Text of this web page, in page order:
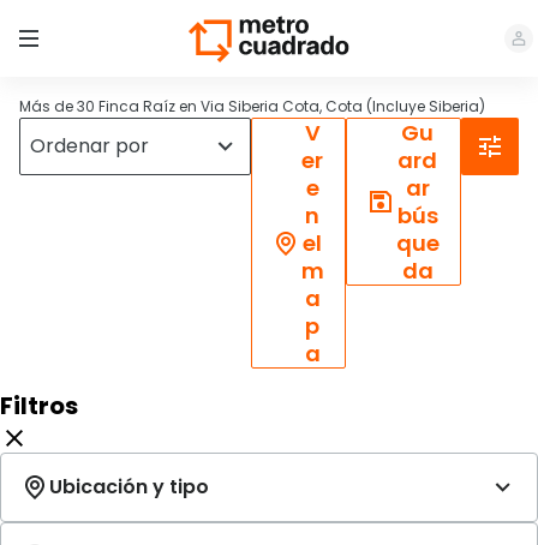
Más de 30 Finca Raíz en Via Siberia Cota, Cota (Incluye Siberia)
V
er
e
n
el
m
a
p
a
Gu
ard
ar
bús
que
da
Filtros